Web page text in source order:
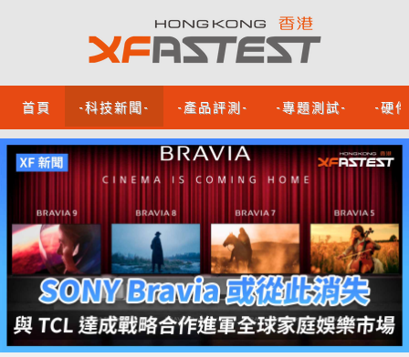
首頁 -科技新聞- -產品評測- -專題測試- -硬